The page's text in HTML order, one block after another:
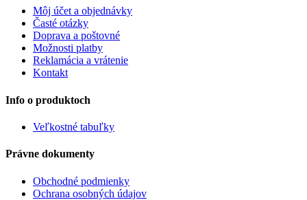
Môj účet a objednávky
Časté otázky
Doprava a poštovné
Možnosti platby
Reklamácia a vrátenie
Kontakt
Info o produktoch
Veľkostné tabuľky
Právne dokumenty
Obchodné podmienky
Ochrana osobných údajov